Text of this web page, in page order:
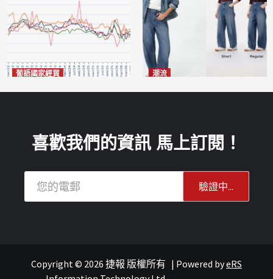
葡語國家經貿 潮流
重點新聞 澳聞
喜歡我們的資訊 馬上訂閱！
Copyright © 2026 捷報 版權所有 | Powered byeRS